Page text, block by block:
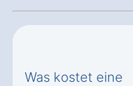
Was kostet eine